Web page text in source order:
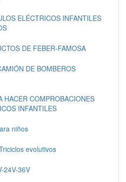
ELÉCTRICOS INFANTILES
DE FEBER-FAMOSA
DE BOMBEROS
HACER COMPROBACIONES
INFANTILES
niños
evolutivos
24V-36V